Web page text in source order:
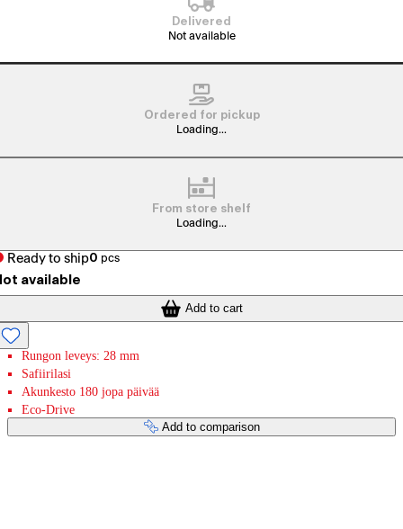
Delivered
Not available
Ordered for pickup
Loading...
From store shelf
Loading...
Ready to ship0 pcs
available
Add to cart
Rungon leveys: 28 mm
Safiirilasi
Akunkesto 180 jopa päivää
Eco-Drive
Add to comparison